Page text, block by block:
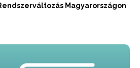
Magyarországon